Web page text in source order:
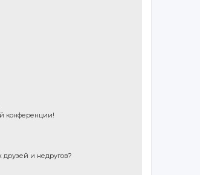
конференции!
друзей и недругов?